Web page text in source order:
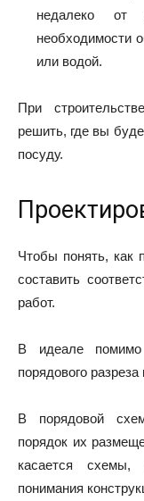
недалеко
необходимости
или водой.
При
решить, где вы
посуду.
Чтобы понять, как
составить
работ.
В идеале
порядового
В порядовой
порядок их
касается
понимания